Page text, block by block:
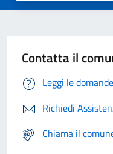
Contatta il
Leggi le
Richiedi
Chiama il